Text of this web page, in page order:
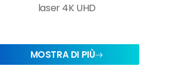
laser 4K UHD
MOSTRA DI PIÙ